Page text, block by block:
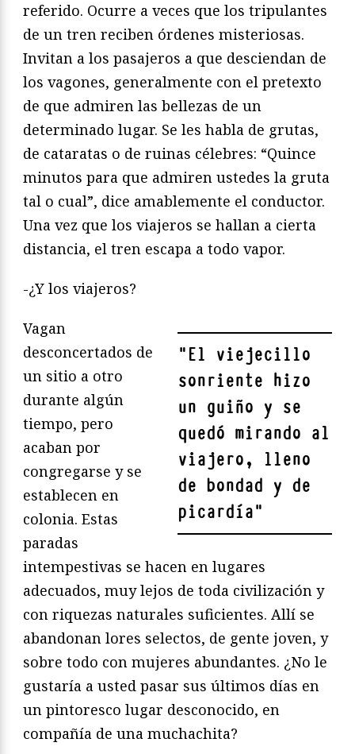
referido. Ocurre a veces que los tripulantes
de un tren reciben órdenes misteriosas.
Invitan a los pasajeros a que desciendan de
los vagones, generalmente con el pretexto
de que admiren las bellezas de un
determinado lugar. Se les habla de grutas,
de cataratas o de ruinas célebres: “Quince
minutos para que admiren ustedes la gruta
tal o cual”, dice amablemente el conductor.
Una vez que los viajeros se hallan a cierta
distancia, el tren escapa a todo vapor.
-¿Y los viajeros?
"El viejecillo
sonriente hizo
un guiño y se
quedó mirando al
viajero, lleno
de bondad y de
picardía"
Vagan
desconcertados de
un sitio a otro
durante algún
tiempo, pero
acaban por
congregarse y se
establecen en
colonia. Estas
paradas
intempestivas se hacen en lugares
adecuados, muy lejos de toda civilización y
con riquezas naturales suficientes. Allí se
abandonan lores selectos, de gente joven, y
sobre todo con mujeres abundantes. ¿No le
gustaría a usted pasar sus últimos días en
un pintoresco lugar desconocido, en
compañía de una muchachita?